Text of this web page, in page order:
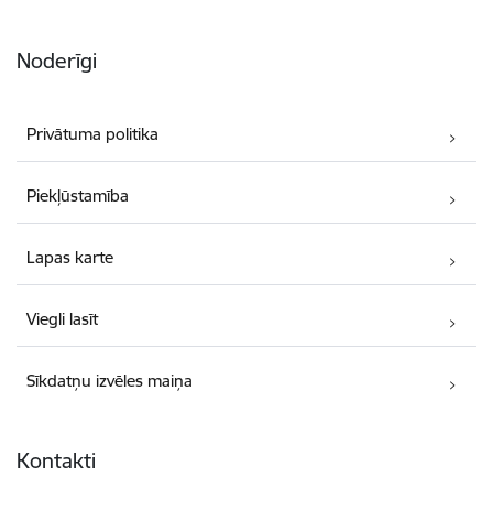
Noderīgi
Privātuma politika
Piekļūstamība
Lapas karte
Viegli lasīt
Sīkdatņu izvēles maiņa
Kontakti